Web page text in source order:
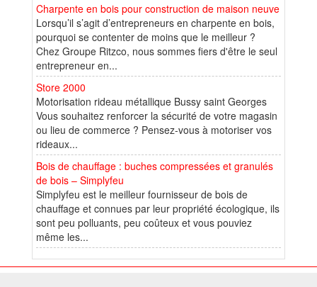
Charpente en bois pour construction de maison neuve
Lorsqu’il s’agit d’entrepreneurs en charpente en bois,
pourquoi se contenter de moins que le meilleur ?
Chez Groupe Ritzco, nous sommes fiers d'être le seul
entrepreneur en...
Store 2000
Motorisation rideau métallique Bussy saint Georges
Vous souhaitez renforcer la sécurité de votre magasin
ou lieu de commerce ? Pensez-vous à motoriser vos
rideaux...
Bois de chauffage : buches compressées et granulés
de bois – Simplyfeu
Simplyfeu est le meilleur fournisseur de bois de
chauffage et connues par leur propriété écologique, ils
sont peu polluants, peu coûteux et vous pouviez
même les...